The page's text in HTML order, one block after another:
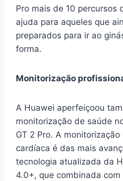
Pro mais de 10 percursos
ajuda para aqueles que
preparados para ir ao
forma.
Monitorização
A Huawei aperfeiçoou
monitorização de saúde
GT 2 Pro. A
cardíaca é das mais
tecnologia atualizada da
4.0+, que combinada